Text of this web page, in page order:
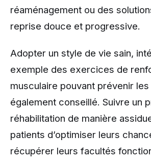
réaménagement ou des
reprise douce et progressive.
Adopter un style de vie sain,
exemple des exercices de
musculaire pouvant prévenir
également conseillé. Suivre un
réhabilitation de manière
patients d’optimiser leurs
récupérer leurs facultés